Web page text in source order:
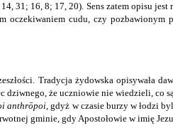
31; 16, 8; 17, 20). Sens zatem opisu
cudu, czy pozbawionym
Tradycja żydowska opisywała
dziwnego, że uczniowie nie wiedzieli, co
anthrōpoi, gdyż w czasie burzy w łodzi
gminie, gdy Apostołowie w imię